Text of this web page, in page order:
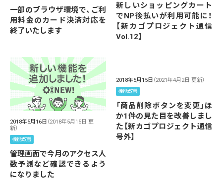
一部のブラウザ環境で、ご利
用料金のカード決済対応を
終了いたします
新しいショッピングカート
でNP後払いが利用可能に！
【新カゴプロジェクト通信
Vol.12】
2018年5月16日 （2018年5月15日 更
新）
機能改善
管理画面で今月のアクセス人
数予測など確認できるよう
になりました
2018年5月15日 （2021年4月2日 更新）
機能改善
「商品削除ボタンを変更」ほ
か1件の見た目を改善しまし
た【新カゴプロジェクト通信
号外】